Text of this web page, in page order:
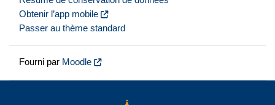
Obtenir l’app mobile
Passer au thème standard
Fourni par Moodle